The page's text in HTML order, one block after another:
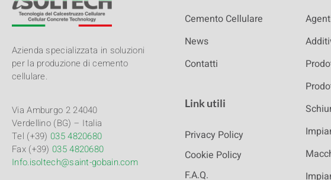
Azienda specializzata in soluzioni
per la produzione di cemento
cellulare.
Via Amburgo 2 24040
Verdellino (BG) – Italia
Tel (+39) 035 4820680
Fax (+39) 035 4820680
Info.isoltech@saint-gobain.com
Cemento Cellulare
News
Contatti
Link utili
Privacy Policy
Cookie Policy
F.A.Q.